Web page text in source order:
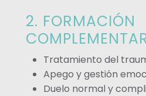
2. FORMACIÓN
Tratamiento del
Apego y gestión
Duelo normal y